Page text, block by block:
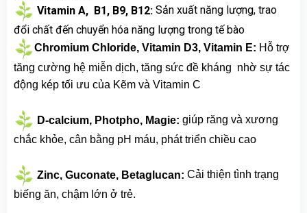
Vitamin A, B1, B9, B12:Sản xuất năng lượng, trao
đổi chất đến chuyển hóa năng lượng trong tế bào
Chromium Chloride, Vitamin D3, Vitamin E: Hỗ trợ
tăng cường hệ miễn dịch, tăng sức đề kháng nhờ sự tác
động kép tối ưu của Kẽm và Vitamin C
D-calcium, Photpho, Magie: giúp răng và xương
chắc khỏe, cân bằng pH máu, phát triển chiều cao
Zinc, Guconate, Betaglucan: Cải thiện tình trạng
biếng ăn, chậm lớn ở trẻ.